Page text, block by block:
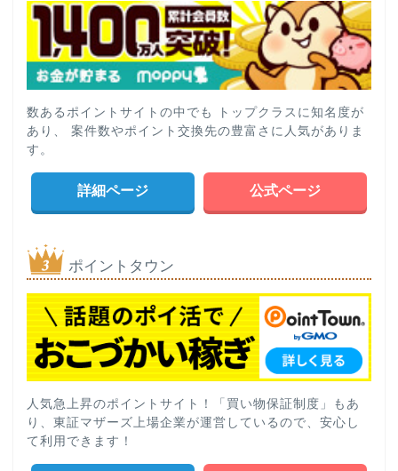
数あるポイントサイトの中でも トップクラスに知名度が
あり、 案件数やポイント交換先の豊富さに人気がありま
す。
詳細ページ 公式ページ
ポイントタウン
人気急上昇のポイントサイト！「買い物保証制度」もあ
り、東証マザーズ上場企業が運営しているので、安心し
て利用できます！